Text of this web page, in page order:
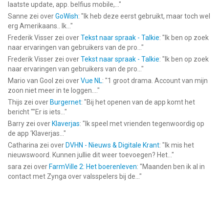
laatste update, app. belfius mobile,... "
Sanne zei overGoWish: " Ik heb deze eerst gebruikt, maar toch wel
erg Amerikaans.. Ik... "
Frederik Visser zei overTekst naar spraak - Talkie: " Ik ben op zoek
naar ervaringen van gebruikers van de pro... "
Frederik Visser zei overTekst naar spraak - Talkie: " Ik ben op zoek
naar ervaringen van gebruikers van de pro... "
Mario van Gool zei overVue NL: "1 groot drama. Account van mijn
zoon niet meer in te loggen.... "
Thijs zei over Burgernet: "Bij het openen van de app komt het
bericht ""Er is iets... "
Barry zei over Klaverjas: " Ik speel met vrienden tegenwoordig op
de app ‘Klaverjas... "
Catharina zei over DVHN - Nieuws & Digitale Krant: " Ik mis het
nieuwswoord. Kunnen jullie dit weer toevoegen? Het... "
sara zei over FarmVille 2: Het boerenleven: "Maanden ben ik al in
contact met Zynga over valsspelers bij de... "